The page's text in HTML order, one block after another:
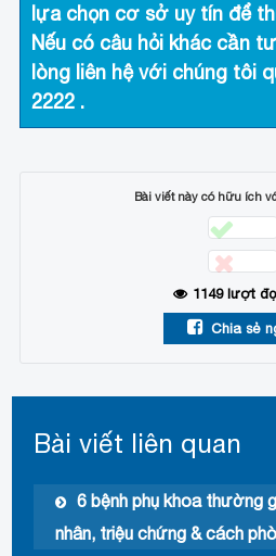
lựa chọn cơ sở uy tín để
Nếu có câu hỏi khác cần
lòng liên hệ với chúng tôi
2222 .
Bài viết này có hữu ích
1149lượt
Chia sẻ
Bài viết liên quan
6 bệnh phụ khoa thường
nhân, triệu chứng & cách